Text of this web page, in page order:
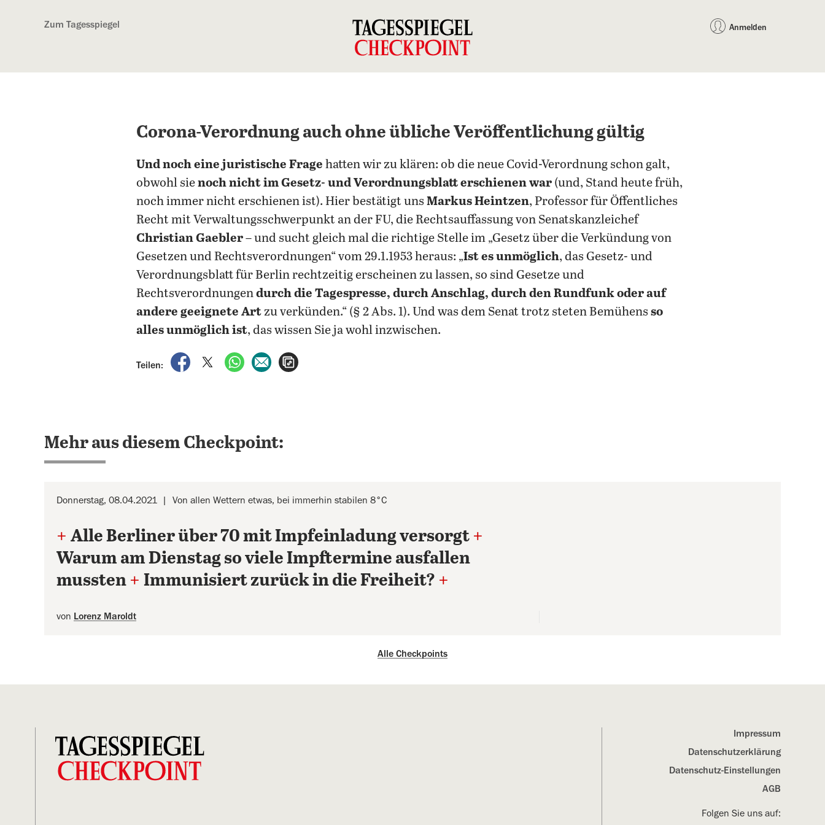
Zum Tagesspiegel Anmelden
Corona-Verordnung auch ohne übliche Veröffentlichung gültig
Und noch eine juristische Frage hatten wir zu klären: ob die neue Covid-Verordnung schon galt,
obwohl sienoch nicht im Gesetz- und Verordnungsblatt erschienen war (und, Stand heute früh,
noch immer nicht erschienen ist). Hier bestätigt unsMarkus Heintzen, Professor für Öffentliches
Recht mit Verwaltungsschwerpunkt an der FU, die Rechtsauffassung von Senatskanzleichef
Christian Gaebler– und sucht gleich mal die richtige Stelle im „Gesetz über die Verkündung von
Gesetzen und Rechtsverordnungen“ vom 29.1.1953 heraus: „Ist es unmöglich, das Gesetz- und
Verordnungsblatt für Berlin rechtzeitig erscheinen zu lassen, so sind Gesetze und
Rechtsverordnungendurch die Tagespresse, durch Anschlag, durch den Rundfunk oder auf
andere geeignete Art zu verkünden.“ (§ 2 Abs. 1). Und was dem Senat trotz steten Bemühensso
alles unmöglich ist, das wissen Sie ja wohl inzwischen.
Teilen:
auf Facebook teilen
auf X teilenper WhatsApp teilen
per E-Mail teilen
Mehr aus diesem Checkpoint:
Donnerstag, 08.04.2021 Von allen Wettern etwas, bei immerhin stabilen 8°C
+ Alle Berliner über 70 mit Impfeinladung versorgt +
Warum am Dienstag so viele Impftermine ausfallen
mussten + Immunisiert zurück in die Freiheit? +
von Lorenz Maroldt
Alle Checkpoints
Impressum
Datenschutz­erklärung
Datenschutz-Einstellungen
AGB
Folgen Sie uns auf: